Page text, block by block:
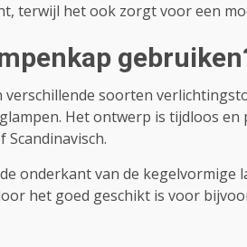
terwijl het ook zorgt voor een
soorten
Het ontwerp is tijdloos en
onderkant van de kegelvormige
het goed geschikt is voor